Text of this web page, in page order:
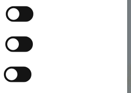
[acceptance
dei dati personali per
dell’evento [/acceptance]
[recaptcha]